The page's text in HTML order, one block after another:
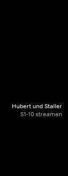
Hubert und Staller
S1-10 streamen